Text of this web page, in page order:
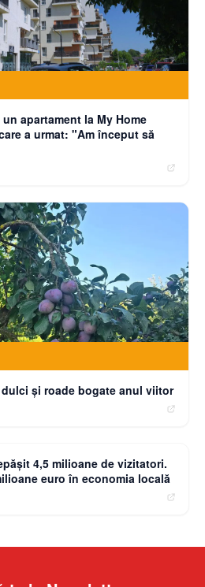
apartament la My Home
a urmat: "Am început să
și roade bogate anul viitor
4,5 milioane de vizitatori.
euro în economia locală